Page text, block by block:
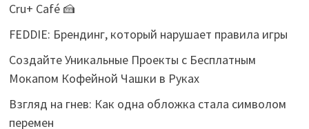
Cru+ Café 🍰
FEDDIE: Брендинг, который нарушает правила игры
Создайте Уникальные Проекты с Бесплатным
Мокапом Кофейной Чашки в Руках
Взгляд на гнев: Как одна обложка стала символом
перемен